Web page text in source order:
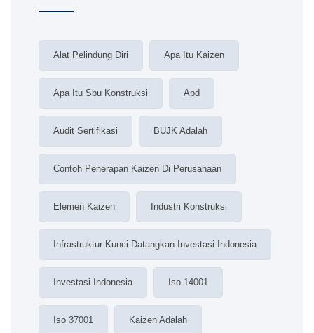
Alat Pelindung Diri Apa Itu Kaizen
Apa Itu Sbu Konstruksi Apd
Audit Sertifikasi BUJK Adalah
Contoh Penerapan Kaizen Di Perusahaan
Elemen Kaizen Industri Konstruksi
Infrastruktur Kunci Datangkan Investasi Indonesia
Investasi Indonesia Iso 14001
Iso 37001 Kaizen Adalah